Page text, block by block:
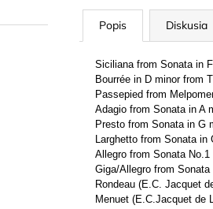
Popis Diskusia
Siciliana from Sonata in
Bourrée in D minor from
Passepied from
Adagio from Sonata in A
Presto from Sonata in G
Larghetto from Sonata in
Allegro from Sonata
Giga/Allegro from
Rondeau (E.C. Jacquet
Menuet (E.C.Jacquet de